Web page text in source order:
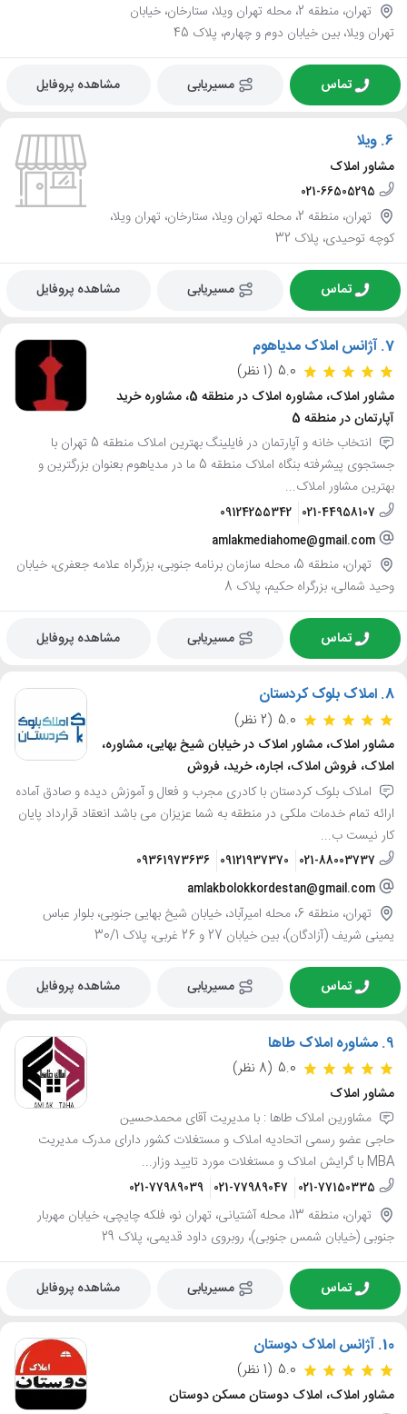
تهران، منطقه 2، محله تهران ویلا، ستارخان، خیابان
تهران ویلا، بین خیابان دوم و چهارم، پلاک 45
تماس مسیریابی مشاهده پروفایل
6. ویلا
مشاور املاک
021-66505295
تهران، منطقه 2، محله تهران ویلا، ستارخان، تهران ویلا،
کوچه توحیدی، پلاک 32
تماس مسیریابی مشاهده پروفایل
7. آژانس املاک مدیاهوم
5.0 (1 نظر)
مشاور املاک، مشاوره املاک در منطقه 5، مشاوره خرید
آپارتمان در منطقه 5
انتخاب خانه و آپارتمان در فایلینگ بهترین املاک منطقه 5 تهران با
جستجوی پیشرفته بنگاه املاک منطقه 5 ما در مدیاهوم بعنوان بزرگترین و
بهترین مشاور املاک...
021-44958107
09124255342
amlakmediahome@gmail.com
تهران، منطقه 5، محله سازمان برنامه جنوبی، بزرگراه علامه جعفری، خیابان
وحید شمالی، بزرگراه حکیم، پلاک 8
تماس مسیریابی مشاهده پروفایل
8. املاک بلوک کردستان
5.0 (2 نظر)
مشاور املاک، مشاور املاک در خیابان شیخ بهایی، مشاوره،
املاک، فروش املاک، اجاره، خرید، فروش
املاک بلوک کردستان با کادری مجرب و فعال و آموزش دیده و صادق آماده
ارائه تمام خدمات ملکی در منطقه به شما عزیزان می باشد انعقاد قرارداد پایان
کار نیست ب...
021-88003737
09121937370
09361973636
amlakbolokkordestan@gmail.com
تهران، منطقه 6، محله امیرآباد، خیابان شیخ بهایی جنوبی، بلوار عباس
یمینی شریف (آزادگان)، بین خیابان 27 و 26 غربی، پلاک 30/1
تماس مسیریابی مشاهده پروفایل
9. مشاوره املاک طاها
5.0 (8 نظر)
مشاور املاک
مشاورین املاک طاها : با مدیریت آقای محمدحسین
حاجی عضو رسمی اتحادیه املاک و مستغلات کشور دارای مدرک مدیریت
MBA با گرایش املاک و مستغلات مورد تایید وزار...
021-77150335
021-77989047
021-77989039
تهران، منطقه 13، محله آشتیانی، تهران نو، فلکه چایچی، خیابان مهربار
جنوبی (خیابان شمس جنوبی)، روبروی داود قدیمی، پلاک 29
تماس مسیریابی مشاهده پروفایل
10. آژانس املاک دوستان
5.0 (1 نظر)
مشاور املاک، املاک دوستان مسکن دوستان